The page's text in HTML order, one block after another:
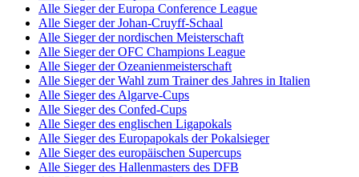
Alle Sieger der Europa Conference League
Alle Sieger der Johan-Cruyff-Schaal
Alle Sieger der nordischen Meisterschaft
Alle Sieger der OFC Champions League
Alle Sieger der Ozeanienmeisterschaft
Alle Sieger der Wahl zum Trainer des Jahres in Italien
Alle Sieger des Algarve-Cups
Alle Sieger des Confed-Cups
Alle Sieger des englischen Ligapokals
Alle Sieger des Europapokals der Pokalsieger
Alle Sieger des europäischen Supercups
Alle Sieger des Hallenmasters des DFB